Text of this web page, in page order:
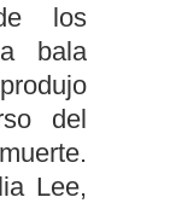
los
bala
jo
del
Lee,